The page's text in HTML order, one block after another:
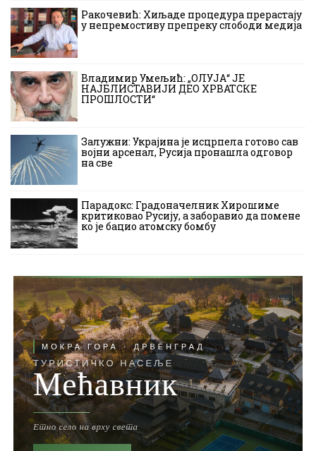
Ракочевић: Хиљаде процедура прерастају
у непремостиву препреку слободи медија
Владимир Умељић: „ОЛУЈА“ ЈЕ
НАЈБЛИСТАВИЈИ ДЕО ХРВАТСКЕ
ПРОШЛОСТИ“
Залужни: Украјина је исцрпела готово сав
војни арсенал, Русија пронашла одговор
на све
Парадокс: Градоначелник Хирошиме
критиковао Русију, а заборавио да помене
ко је бацио атомску бомбу